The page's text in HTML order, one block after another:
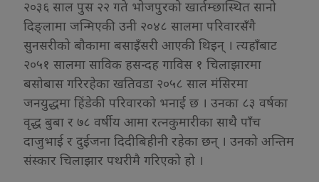
२०३६ साल पुस २२ गते भोजपुरको खार्तम्छास्थित सानो
दिङ्लामा जन्मिएकी उनी २०४८ सालमा परिवारसँगै
सुनसरीको बौकामा बसाइँसरी आएकी थिइन् । त्यहाँबाट
२०५१ सालमा साविक हसन्दह गाविस १ चिलाझारमा
बसोबास गरिरहेका खतिवडा २०५८ साल मंसिरमा
जनयुद्धमा हिंडेकी परिवारको भनाई छ । उनका ८३ वर्षका
वृद्ध बुबा र ७८ वर्षीय आमा रत्नकुमारीका साथै पाँच
दाजुभाई र दुईजना दिदीबिहीनी रहेका छन् । उनको अन्तिम
संस्कार चिलाझार पथरीमै गरिएको हो ।